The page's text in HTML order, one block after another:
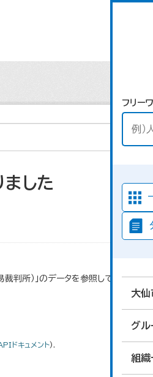
フリー
大仙
グル
組織
した
判所）」のデータを参照しています。
ドキュメント).